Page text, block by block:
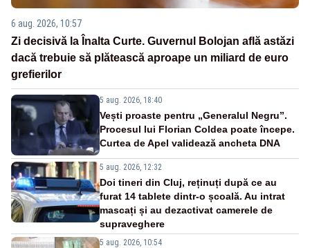
6 aug. 2026, 10:57
Zi decisivă la Înalta Curte. Guvernul Bolojan află astăzi
dacă trebuie să plătească aproape un miliard de euro
grefierilor
5 aug. 2026, 18:40
Vești proaste pentru „Generalul Negru”.
Procesul lui Florian Coldea poate începe.
Curtea de Apel validează ancheta DNA
5 aug. 2026, 12:32
Doi tineri din Cluj, reținuți după ce au
furat 14 tablete dintr-o școală. Au intrat
mascați și au dezactivat camerele de
supraveghere
5 aug. 2026, 10:54